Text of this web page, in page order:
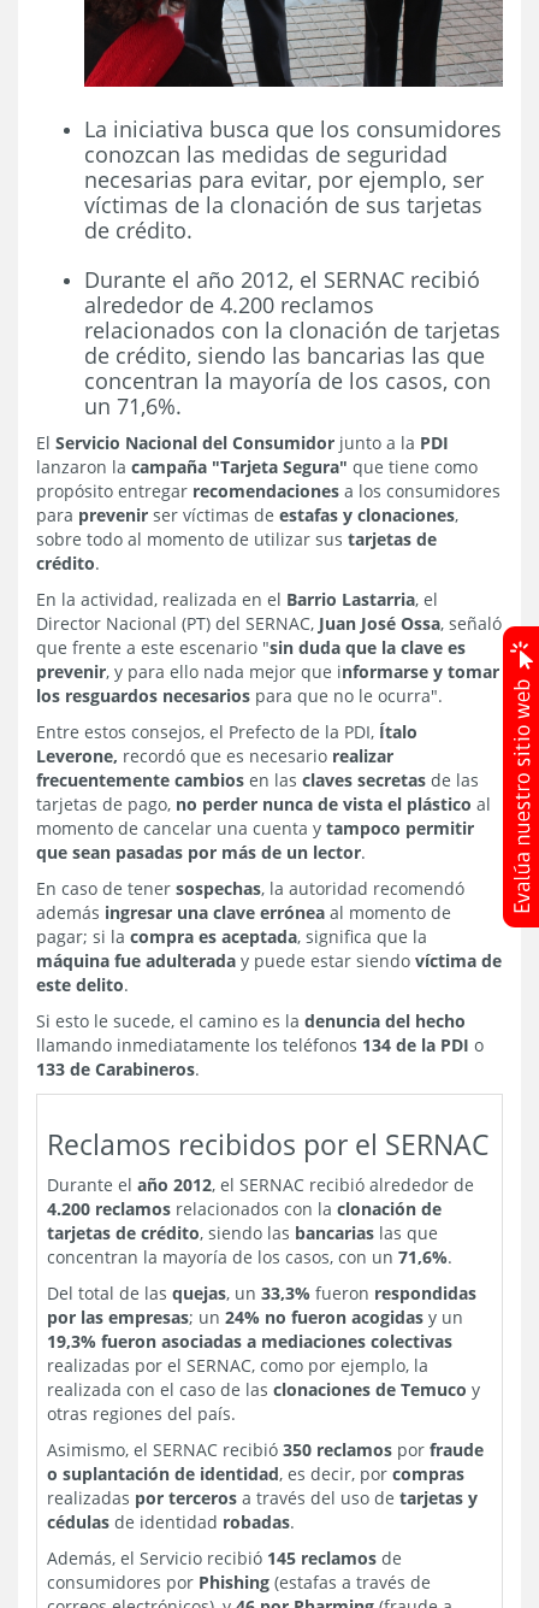
La iniciativa busca que los consumidores
conozcan las medidas de seguridad
necesarias para evitar, por ejemplo, ser
víctimas de la clonación de sus tarjetas
de crédito.
Durante el año 2012, el SERNAC recibió
alrededor de 4.200 reclamos
relacionados con la clonación de tarjetas
de crédito, siendo las bancarias las que
concentran la mayoría de los casos, con
un 71,6%.
El Servicio Nacional del Consumidor junto a la PDI
lanzaron la campaña "Tarjeta Segura" que tiene como
propósito entregar recomendaciones a los consumidores
para prevenir ser víctimas de estafas y clonaciones,
sobre todo al momento de utilizar sus tarjetas de
crédito.
En la actividad, realizada en el Barrio Lastarria, el
Director Nacional (PT) del SERNAC, Juan José Ossa, señaló
que frente a este escenario "sin duda que la clave es
prevenir, y para ello nada mejor que informarse y tomar
los resguardos necesarios para que no le ocurra".
Entre estos consejos, el Prefecto de la PDI, Ítalo
Leverone, recordó que es necesario realizar
frecuentemente cambios en las claves secretas de las
tarjetas de pago, no perder nunca de vista el plástico al
momento de cancelar una cuenta y tampoco permitir
que sean pasadas por más de un lector.
En caso de tener sospechas, la autoridad recomendó
además ingresar una clave errónea al momento de
pagar; si la compra es aceptada, significa que la
máquina fue adulterada y puede estar siendo víctima de
este delito.
Si esto le sucede, el camino es la denuncia del hecho
llamando inmediatamente los teléfonos 134 de la PDI o
133 de Carabineros.
Reclamos recibidos por el SERNAC
Durante el año 2012, el SERNAC recibió alrededor de
4.200 reclamos relacionados con la clonación de
tarjetas de crédito, siendo las bancarias las que
concentran la mayoría de los casos, con un 71,6%.
Del total de las quejas, un 33,3% fueron respondidas
por las empresas; un 24% no fueron acogidas y un
19,3% fueron asociadas a mediaciones colectivas
realizadas por el SERNAC, como por ejemplo, la
realizada con el caso de las clonaciones de Temuco y
otras regiones del país.
Asimismo, el SERNAC recibió 350 reclamos por fraude
o suplantación de identidad, es decir, por compras
realizadas por terceros a través del uso de tarjetas y
cédulas de identidad robadas.
Además, el Servicio recibió 145 reclamos de
consumidores por Phishing (estafas a través de